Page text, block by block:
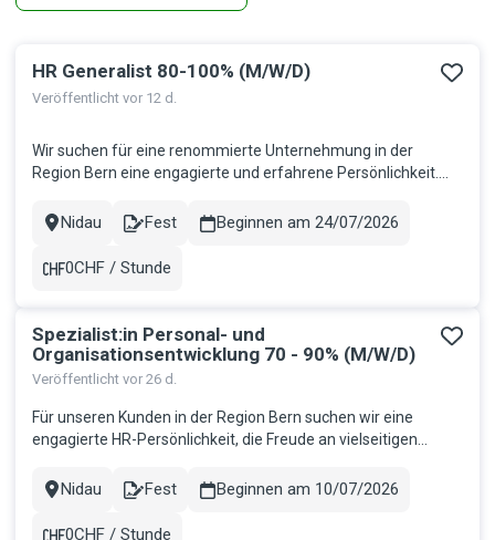
Ergebnisse
HR Generalist 80-100% (M/W/D)
Veröffentlicht vor 12 d.
Wir suchen für eine renommierte Unternehmung in der
Region Bern eine engagierte und erfahrene Persönlichkeit.
Personalprozesse wie Ein- und Austritte, Mutationen,
Mitarbeitenden und unters...
Stadt
Nidau
Contract
Fest Beginnen am 24/07/2026
Gehalt
0CHF / Stunde
Spezialist:in Personal- und
Organisationsentwicklung 70 - 90% (M/W/D)
Veröffentlicht vor 26 d.
Für unseren Kunden in der Region Bern suchen wir eine
engagierte HR-Persönlichkeit, die Freude an vielseitigen
und Organisationsentwicklung hat....
Stadt
Nidau
Contract
Fest Beginnen am 10/07/2026
0CHF / Stunde